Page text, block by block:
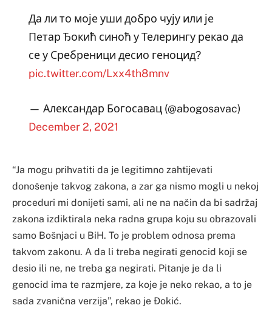
Да ли то моје уши добро чују или је
Петар Ђокић синоћ у Телерингу рекао да
се у Сребреници десио геноцид?
pic.twitter.com/Lxx4th8mnv
— Александар Богосавац (@abogosavac)
December 2, 2021
“Ja mogu prihvatiti da je legitimno zahtijevati
donošenje takvog zakona, a zar ga nismo mogli u nekoj
proceduri mi donijeti sami, ali ne na način da bi sadržaj
zakona izdiktirala neka radna grupa koju su obrazovali
samo Bošnjaci u BiH. To je problem odnosa prema
takvom zakonu. A da li treba negirati genocid koji se
desio ili ne, ne treba ga negirati. Pitanje je da li
genocid ima te razmjere, za koje je neko rekao, a to je
sada zvanična verzija”, rekao je Đokić.